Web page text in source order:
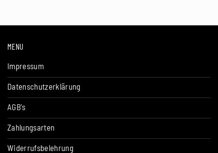
MENU
Impressum
Datenschutzerklärung
AGB's
Zahlungsarten
Widerrufsbelehrung